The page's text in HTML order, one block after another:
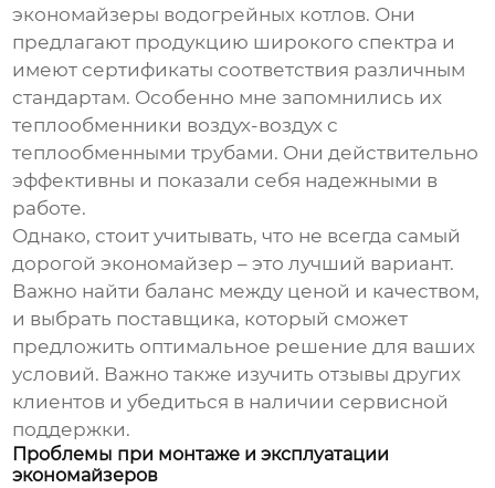
экономайзеры водогрейных котлов. Они
предлагают продукцию широкого спектра и
имеют сертификаты соответствия различным
стандартам. Особенно мне запомнились их
теплообменники воздух-воздух с
теплообменными трубами. Они действительно
эффективны и показали себя надежными в
работе.
Однако, стоит учитывать, что не всегда самый
дорогойэкономайзер – это лучший вариант.
Важно найти баланс между ценой и качеством,
и выбрать поставщика, который сможет
предложить оптимальное решение для ваших
условий. Важно также изучить отзывы других
клиентов и убедиться в наличии сервисной
поддержки.
Проблемы при монтаже и эксплуатации
экономайзеров